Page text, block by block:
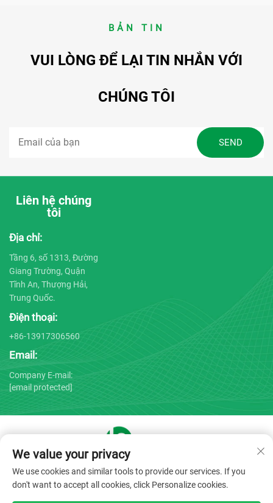
BẢN TIN
VUI LÒNG ĐỂ LẠI TIN NHẮN VỚI
CHÚNG TÔI
Liên hệ chúng
tôi
Địa chỉ:
Tầng 6, số 1313, Đường
Giang Trường, Quận
Tĩnh An, Thượng Hải,
Trung Quốc.
Điện thoại:
+86-13917306560
Email:
Company E-mail:
[email protected]
Bản quyền © 2025 bởi Công ty TNHH Thiết bị Y tế Thượng Hải
Bojin -Chính sách bảo mật
We value your privacy
We use cookies and similar tools to provide our services. If you
don't want to accept all cookies, click Personalize cookies.